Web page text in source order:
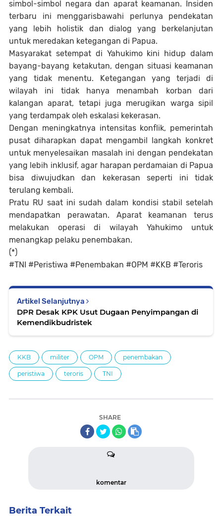
simbol-simbol negara dan aparat keamanan. Insiden
terbaru ini menggarisbawahi perlunya pendekatan
yang lebih holistik dan dialog yang berkelanjutan
untuk meredakan ketegangan di Papua.
Masyarakat setempat di Yahukimo kini hidup dalam
bayang-bayang ketakutan, dengan situasi keamanan
yang tidak menentu. Ketegangan yang terjadi di
wilayah ini tidak hanya menambah korban dari
kalangan aparat, tetapi juga merugikan warga sipil
yang terdampak oleh eskalasi kekerasan.
Dengan meningkatnya intensitas konflik, pemerintah
pusat diharapkan dapat mengambil langkah konkret
untuk menyelesaikan masalah ini dengan pendekatan
yang lebih inklusif, agar harapan perdamaian di Papua
bisa diwujudkan dan kekerasan seperti ini tidak
terulang kembali.
Pratu RU saat ini sudah dalam kondisi stabil setelah
mendapatkan perawatan. Aparat keamanan terus
melakukan operasi di wilayah Yahukimo untuk
menangkap pelaku penembakan.
(*)
#TNI #Peristiwa #Penembakan #OPM #KKB #Teroris
Artikel Selanjutnya
DPR Desak KPK Usut Dugaan Penyimpangan di
Kemendikbudristek
KKB militer OPM penembakan
peristiwa teroris TNI
SHARE
komentar
Berita Terkait